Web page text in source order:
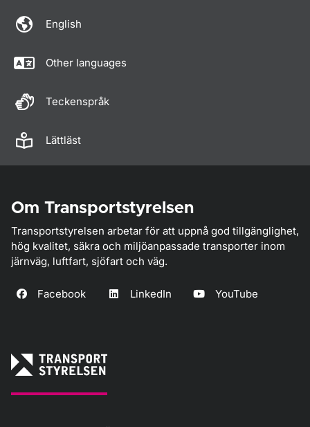
English
Other languages
Teckenspråk
Lättläst
Om Transportstyrelsen
Transportstyrelsen arbetar för att uppnå god tillgänglighet,
hög kvalitet, säkra och miljöanpassade transporter inom
järnväg, luftfart, sjöfart och väg.
Facebook LinkedIn YouTube